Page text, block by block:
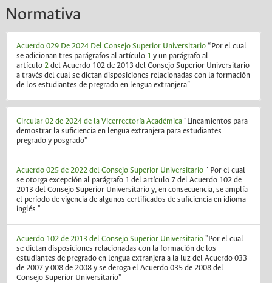
Normativa
Acuerdo 029 De 2024 Del Consejo Superior Universitario“Por el cual
se adicionan tres parágrafos al artículo 1 y un parágrafo al
artículo 2del Acuerdo 102 de 2013 del Consejo Superior Universitario
a través del cual se dictan disposiciones relacionadas con la formación
de los estudiantes de pregrado en lengua extranjera”
Circular 02 de 2024 de la Vicerrectoría Académica"Lineamientos para
demostrar la suficiencia en lengua extranjera para estudiantes
pregrado y posgrado"
Acuerdo 025 de 2022 del Consejo Superior Universitario " Por el cual
se otorga excepción al parágrafo 1 del artículo 7 del Acuerdo 102 de
2013 del Consejo Superior Universitario y, en consecuencia, se amplía
el período de vigencia de algunos certificados de suficiencia en idioma
inglés "
Acuerdo 102 de 2013 del Consejo Superior Universitario"Por el cual
se dictan disposiciones relacionadas con la formación de los
estudiantes de pregrado en lengua extranjera a la luz del Acuerdo 033
de 2007 y 008 de 2008 y se deroga el Acuerdo 035 de 2008 del
Consejo Superior Universitario"